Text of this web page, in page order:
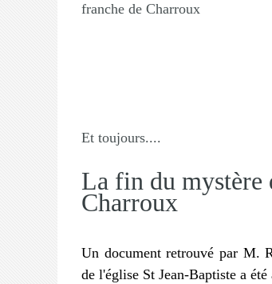
franche de Charroux
Et toujours....
La fin du mystère
Charroux
Un document retrouvé par M.
de l'église St Jean-Baptiste a